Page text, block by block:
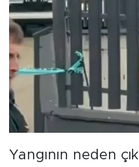
Yangının neden